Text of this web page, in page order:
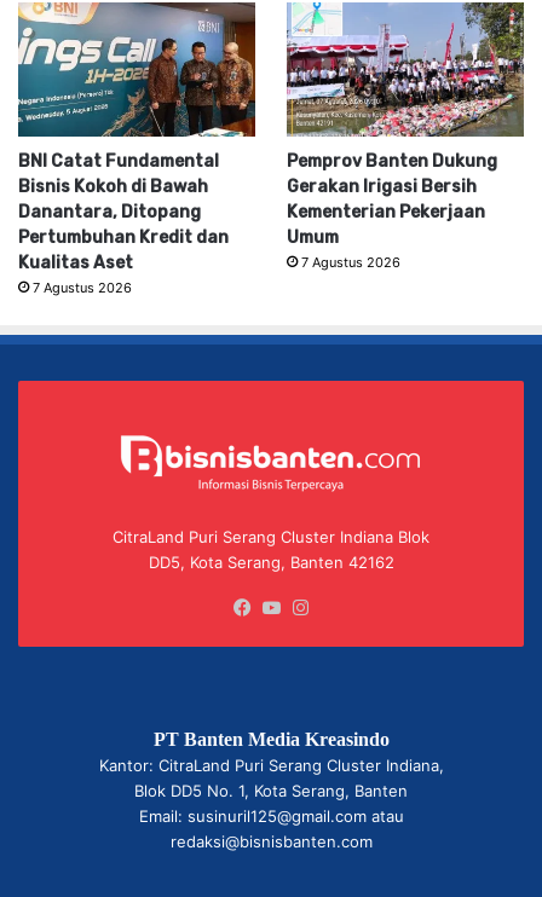
BNI Catat Fundamental
Bisnis Kokoh di Bawah
Danantara, Ditopang
Pertumbuhan Kredit dan
Kualitas Aset
7 Agustus 2026
Pemprov Banten Dukung
Gerakan Irigasi Bersih
Kementerian Pekerjaan
Umum
7 Agustus 2026
CitraLand Puri Serang Cluster Indiana Blok
DD5, Kota Serang, Banten 42162
Facebook
YouTube
PT Banten Media Kreasindo
Kantor: CitraLand Puri Serang Cluster Indiana,
Blok DD5 No. 1, Kota Serang, Banten
Email: susinuril125@gmail.com atau
redaksi@bisnisbanten.com